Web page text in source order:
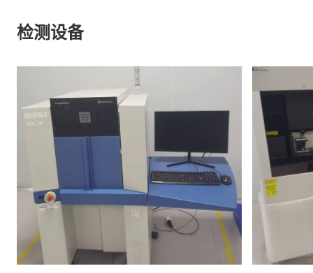
检测设备